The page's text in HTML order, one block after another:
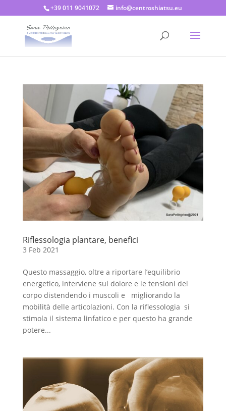
+39 011 9041072 info@centroshiatsu.eu
Riflessologia plantare, benefici
3 Feb 2021
Questo massaggio, oltre a riportare l’equilibrio
energetico, interviene sul dolore e le tensioni del
corpo distendendo i muscoli e migliorando la
mobilità delle articolazioni. Con la riflessologia si
stimola il sistema linfatico e per questo ha grande
potere...